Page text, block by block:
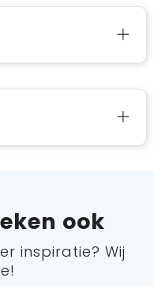
ook
inspiratie? Wij